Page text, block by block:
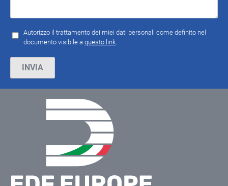
Autorizzo il trattamento dei miei dati personali come definito nel
documento visibile a questo link
Si prega di lasciare vuoto questo campo.